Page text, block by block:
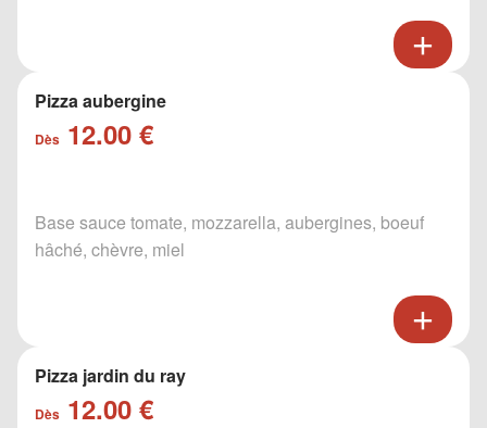
Pizza aubergine
Dès 12.00 €
Base sauce tomate, mozzarella, aubergines, boeuf
hâché, chèvre, miel
Pizza jardin du ray
Dès 12.00 €